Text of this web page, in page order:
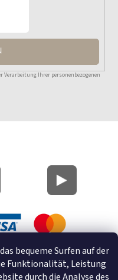
bequeme Surfen auf der
Funktionalität, Leistung
durch die Analyse des
Verarbeitung Ihrer personenbezogenen